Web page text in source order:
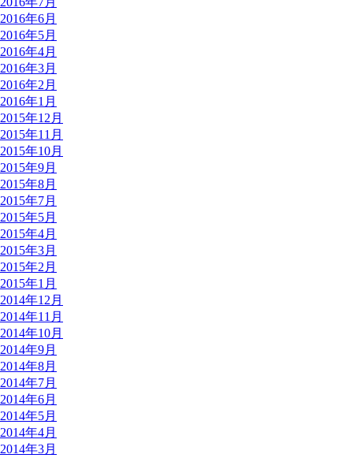
2016年6月
2016年5月
2016年4月
2016年3月
2016年2月
2016年1月
2015年12月
2015年11月
2015年10月
2015年9月
2015年8月
2015年7月
2015年5月
2015年4月
2015年3月
2015年2月
2015年1月
2014年12月
2014年11月
2014年10月
2014年9月
2014年8月
2014年7月
2014年6月
2014年5月
2014年4月
2014年3月